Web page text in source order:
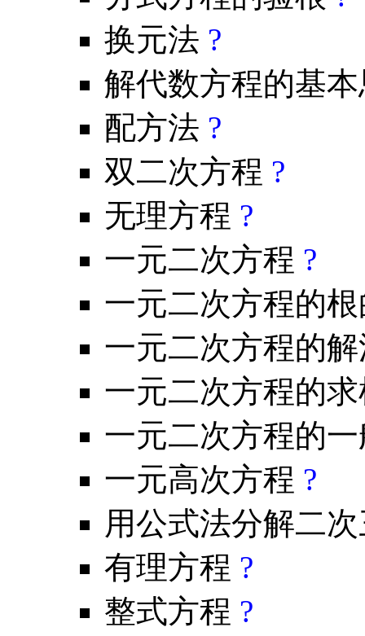
换元法 ?
解代数方程的基
配方法 ?
双二次方程 ?
无理方程 ?
一元二次方程 ?
一元二次方程的
一元二次方程的
一元二次方程的
一元二次方程的
一元高次方程 ?
用公式法分解二
有理方程 ?
整式方程 ?